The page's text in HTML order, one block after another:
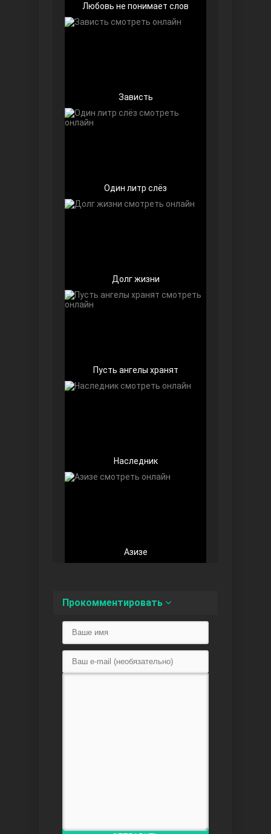
Семья
Между
Любовь не понимает слов
Зависть
Один литр слёз
Долг жизни
Пусть ангелы хранят
Наследник
Азизе
Прокомментировать